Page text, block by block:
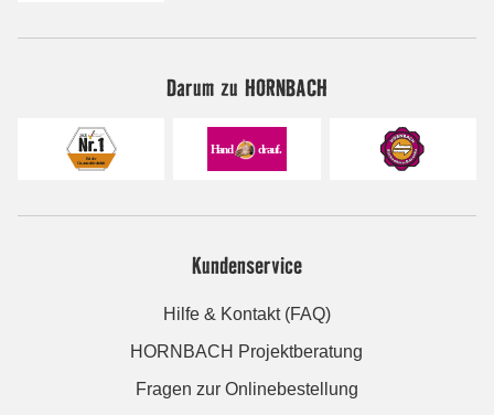
Darum zu HORNBACH
Kundenservice
Hilfe & Kontakt (FAQ)
HORNBACH Projektberatung
Fragen zur Onlinebestellung